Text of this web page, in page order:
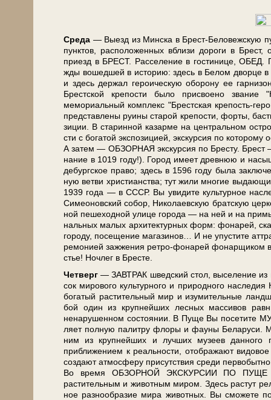
Сре­да — Выезд из Мин­ска в Брест-Беловежскую
пунк­тов, рас­по­ло­жен­ных вбли­зи до­ро­ги в
приезд в БРЕСТ. Расселение в го­сти­ни­це,
жды во­шед­шей в ис­то­рию: здесь в Бе­лом двор­це
и здесь дер­жал ге­ро­и­че­скую обо­ро­ну ее
Брест­ской кре­по­сти бы­ло присвоено звание
мемориальный ком­плекс "Брест­ская крепость-
пред­став­ле­ны ру­и­ны ста­рой кре­по­сти, фор­ты,
зи­ции. В ста­рин­ной ка­зар­ме на цен­траль­ном
сти с бо­га­той экс­по­зи­ци­ей, экскурсия по
А затем — ОБЗОРНАЯ экскурсия по Бре­сту.
на­ние в 1019 го­ду!). Город име­ет древ­нюю и
де­бург­ское пра­во; здесь в 1596 го­ду бы­ла
ную вет­ви хри­сти­ан­ства; тут жи­ли мно­гие
1939 го­да — в СССР. Вы уви­ди­те куль­тур­ное
Симеоновский со­бор, Ни­ко­ла­ев­скую брат­скую
ной пе­ше­ход­ной ули­це го­ро­да — на ней и на
наль­ных ма­лых ар­хи­тек­тур­ных форм: фонарей,
го­ро­ду, посещение ма­га­зи­нов… И не упустите
ре­мо­ни­ей за­жже­ния ретро-фонарей фо­нар­щи­ком
стье! Ноч­лег в Бре­сте.
Чет­верг — ЗАВ­ТРАК швед­ский стол, вы­се­ле­ние
сок ми­ро­во­го куль­тур­но­го и при­род­но­го
бо­га­тый рас­ти­тель­ный мир и изу­ми­тель­ные
бой один из круп­ней­ших лесных массивов
ненарушенном состоянии. В Пу­ще Вы по­се­ти­те
ля­ет пол­ную па­лит­ру фло­ры и фа­у­ны Бе­ла­ру­си.
ним из круп­ней­ших и луч­ших му­зеев
приближением к реальности, отображают
со­зда­ют ат­мо­сфе­ру присутствия сре­ди
Во вре­мя ОБЗОРНОЙ ЭКСКУРСИИ ПО ПУЩЕ Вы
растительным и животным ми­ром. Здесь растут
ное раз­но­об­ра­зие ми­ра жи­вот­ных. Вы смо­же­те